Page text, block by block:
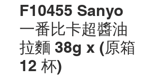
F10455 Sanyo
一番比卡超醬油
拉麵 38g x (原箱
12 杯)